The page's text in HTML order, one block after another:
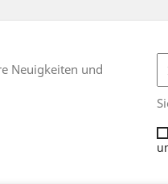
Neuigkeiten und